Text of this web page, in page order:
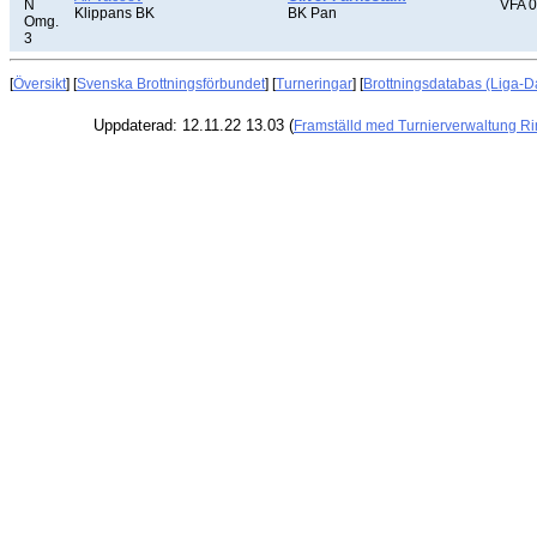
N
Omg.
3
Klippans BK
BK Pan
VFA
[Översikt] [Svenska Brottningsförbundet] [Turneringar] [Brottningsdatabas (Liga-
Uppdaterad: 12.11.22 13.03 (Framställd med Turnierverwaltung